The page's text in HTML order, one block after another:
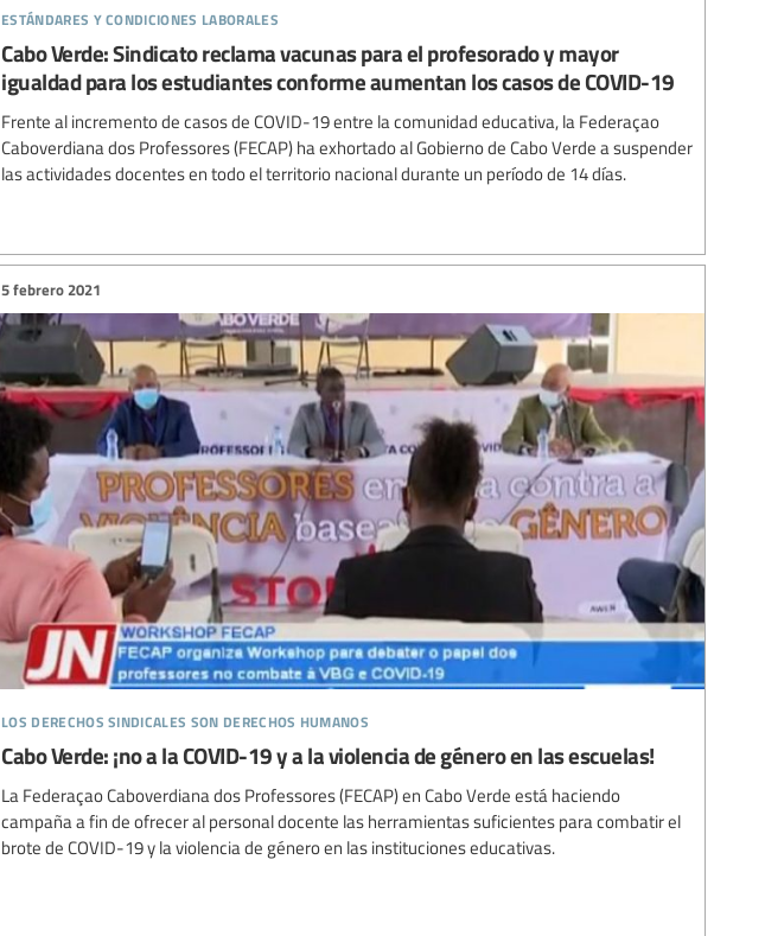
estándares y condiciones laborales
Cabo Verde: Sindicato reclama vacunas para el profesorado y mayor
igualdad para los estudiantes conforme aumentan los casos de COVID-19
Frente al incremento de casos de COVID-19 entre la comunidad educativa, la Federaçao
Caboverdiana dos Professores (FECAP) ha exhortado al Gobierno de Cabo Verde a suspender
las actividades docentes en todo el territorio nacional durante un período de 14 días.
los derechos sindicales son derechos humanos
5 febrero 2021
Cabo Verde: ¡no a la COVID-19 y a la violencia de género en las escuelas!
La Federaçao Caboverdiana dos Professores (FECAP) en Cabo Verde está haciendo
campaña a fin de ofrecer al personal docente las herramientas suficientes para combatir el
brote de COVID-19 y la violencia de género en las instituciones educativas.